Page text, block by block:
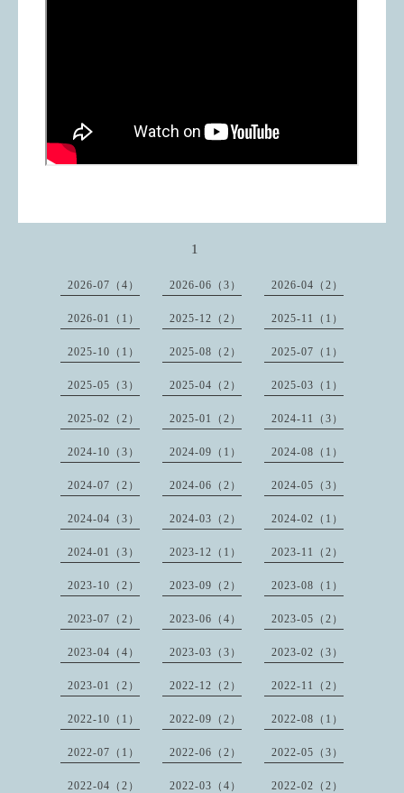
1
2026-07（4） 2026-06（3） 2026-04（2）
2026-01（1） 2025-12（2） 2025-11（1）
2025-10（1） 2025-08（2） 2025-07（1）
2025-05（3） 2025-04（2） 2025-03（1）
2025-02（2） 2025-01（2） 2024-11（3）
2024-10（3） 2024-09（1） 2024-08（1）
2024-07（2） 2024-06（2） 2024-05（3）
2024-04（3） 2024-03（2） 2024-02（1）
2024-01（3） 2023-12（1） 2023-11（2）
2023-10（2） 2023-09（2） 2023-08（1）
2023-07（2） 2023-06（4） 2023-05（2）
2023-04（4） 2023-03（3） 2023-02（3）
2023-01（2） 2022-12（2） 2022-11（2）
2022-10（1） 2022-09（2） 2022-08（1）
2022-07（1） 2022-06（2） 2022-05（3）
2022-04（2） 2022-03（4） 2022-02（2）